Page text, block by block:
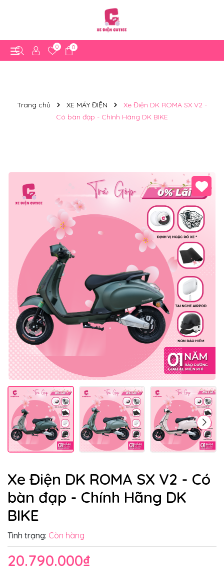
0 0
Trang chủ XE MÁY ĐIỆN
Xe Điện DK ROMA SX V2 -
Có bàn đạp - Chính Hãng DK BIKE
Xe Điện DK ROMA SX V2 - Có
bàn đạp - Chính Hãng DK
BIKE
Tình trạng: Còn hàng
20.790.000₫